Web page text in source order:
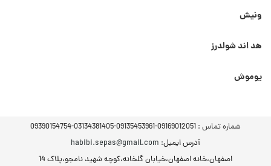
ونیش
هد اند شولدرز
یوموش
شماره تماس : 09169012051-09135453961-03134381405-09390154754
آدرس ایمیل: habibi.sepas@gmail.com
اصفهان،خانه اصفهان،خیابان گلخانه،کوچه شهید نامجو،پلاک 14